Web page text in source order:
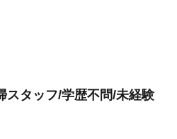
スタッフ/学歴不問/未経験